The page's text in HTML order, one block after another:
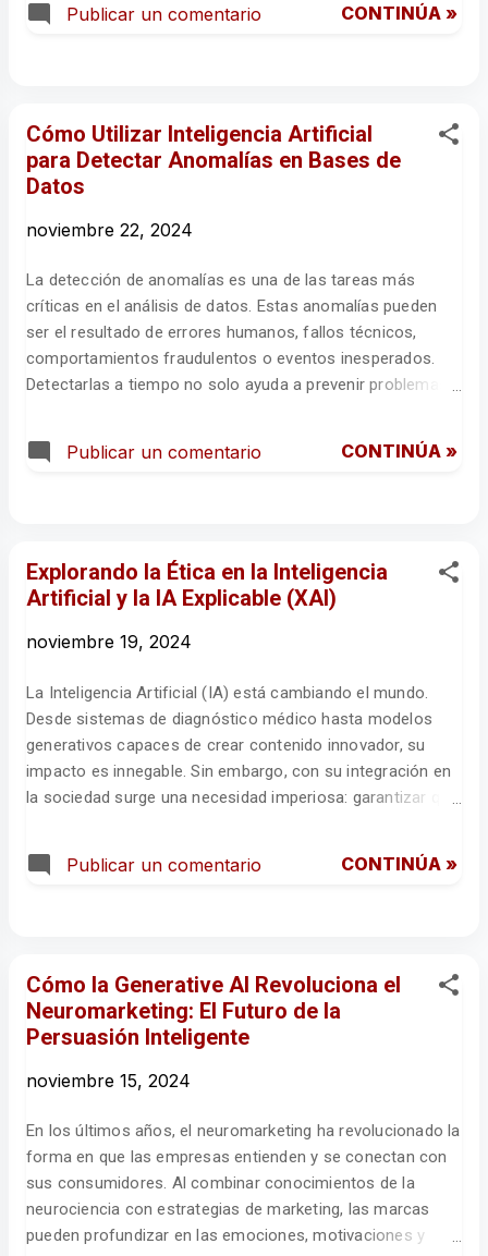
implementación de una IA ética es un desafío, pero
leyes vigentes, sino que también respeta valores
fundamentales como la transparencia, la equidad, la
privacidad y los derechos humanos. Según las directrices
fundamentales deben guiar su desarrollo: legalidad, ética y
integrarse en cada etapa del ciclo de vida de un sistema de
IA, desde su diseño hasta...
Publicar un comentario CONTINÚA »
Cómo Utilizar Inteligencia Artificial
para Detectar Anomalías en Bases de
Datos
noviembre 22, 2024
La detección de anomalías es una de las tareas más
críticas en el análisis de datos. Estas anomalías pueden
ser el resultado de errores humanos, fallos técnicos,
comportamientos fraudulentos o eventos inesperados.
Detectarlas a tiempo no solo ayuda a prevenir problemas
las decisiones estratégicas y proteger los activos de las
organizaciones. La inteligencia artificial (IA) ha
continuación, exploraremos en profundidad cómo
funciona la detección de anomalías, por qué la IA es una
datos para optimizar procesos y resultados. ¿Qué es la
detección de anomalías es el proceso de identificar datos
que se desvían significativamente del comportamiento
esperado. Estas desviaciones p...
Publicar un comentario CONTINÚA »
Explorando la Ética en la Inteligencia
Artificial y la IA Explicable (XAI)
noviembre 19, 2024
La Inteligencia Artificial (IA) está cambiando el mundo.
Desde sistemas de diagnóstico médico hasta modelos
generativos capaces de crear contenido innovador, su
impacto es innegable. Sin embargo, con su integración en
la sociedad surge una necesidad imperiosa: garantizar que
responsables. Aquí es donde entran la ética en la IA y la
Inteligencia Artificial Explicable (XAI), conceptos
principios fundamentales, como: Transparencia : Las
decisiones automatizadas deben ser comprensibles para
los usuarios. Equidad : Evitar sesgos que perpetúen
Responsabilidad : Garantizar que las decisiones sean
la IA podría erosionar la confianza pública, perjud...
Publicar un comentario CONTINÚA »
Cómo la Generative AI Revoluciona el
Neuromarketing: El Futuro de la
Persuasión Inteligente
noviembre 15, 2024
En los últimos años, el neuromarketing ha revolucionado la
forma en que las empresas entienden y se conectan con
sus consumidores. Al combinar conocimientos de la
neurociencia con estrategias de marketing, las marcas
pueden profundizar en las emociones, motivaciones y